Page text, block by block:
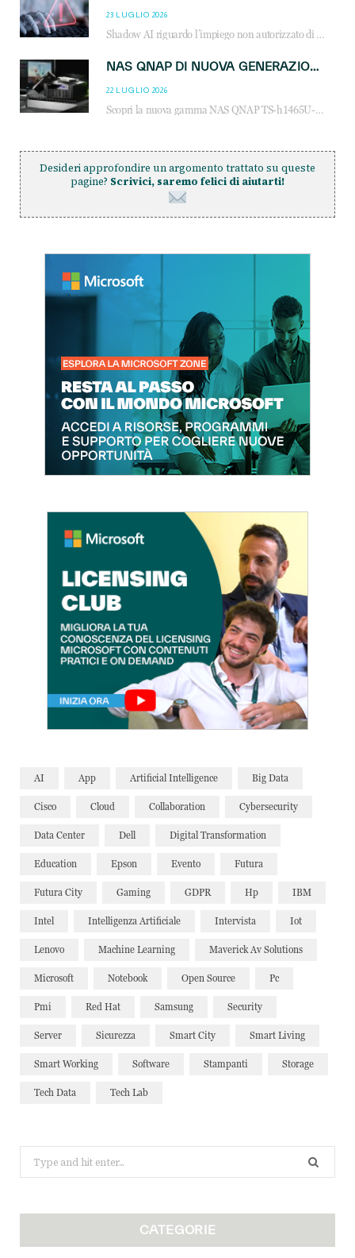
23 LUGLIO 2026
Shadow AI riguardo l’impiego non autorizzato di sistemi AI all’interno dell’azienda. E’ una pratica che si diffonde a partire dai dipendenti fino ai dirigenti e mette a repentaglio la cybersecurity, con costi più elevati per le organizzazioni. Due recenti report illustrano il fenomeno e forniscono dati in merito
NAS QNAP DI NUOVA GENERAZIONE: PIÙ PRESTAZIONI, SCALABILITÀ E PROTEZIONE DEI DATI PER LE INFRASTRUTTURE IT MODERNE
22 LUGLIO 2026
Scopri la nuova gamma NAS QNAP TS-h1465U-RP, TS-h1065eU e TS-h665U: storage aziendale con ZFS, DDR5, E1.S NVMe e connettività 2.5GbE per backup, virtualizzazione e cybersecurity.
Desideri approfondire un argomento trattato su queste
pagine? Scrivici, saremo felici di aiutarti!
AI App Artificial Intelligence Big Data
Cisco Cloud Collaboration Cybersecurity
Data Center Dell Digital Transformation
Education Epson Evento Futura
Futura City Gaming GDPR Hp IBM
Intel Intelligenza Artificiale Intervista Iot
Lenovo Machine Learning Maverick Av Solutions
Microsoft Notebook Open Source Pc
Pmi Red Hat Samsung Security
Server Sicurezza Smart City Smart Living
Smart Working Software Stampanti Storage
Tech Data Tech Lab
for:
CATEGORIE